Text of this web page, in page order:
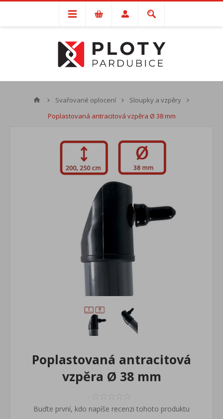
Svařované oplocení
Sloupky a vzpěry
Poplastovaná antracitová vzpěra Ø 38 mm
Poplastovaná antracitová
vzpěra Ø 38 mm
Buďte první, kdo napíše recenzi tohoto produktu